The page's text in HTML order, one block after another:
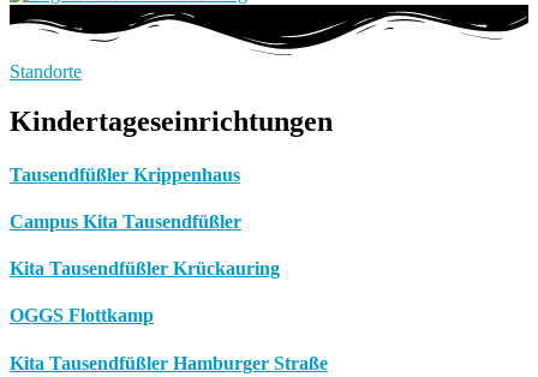
Standorte
Kindertageseinrichtungen
Tausendfüßler Krippenhaus
Campus Kita Tausendfüßler
Kita Tausendfüßler Krückauring
OGGS Flottkamp
Kita Tausendfüßler Hamburger Straße